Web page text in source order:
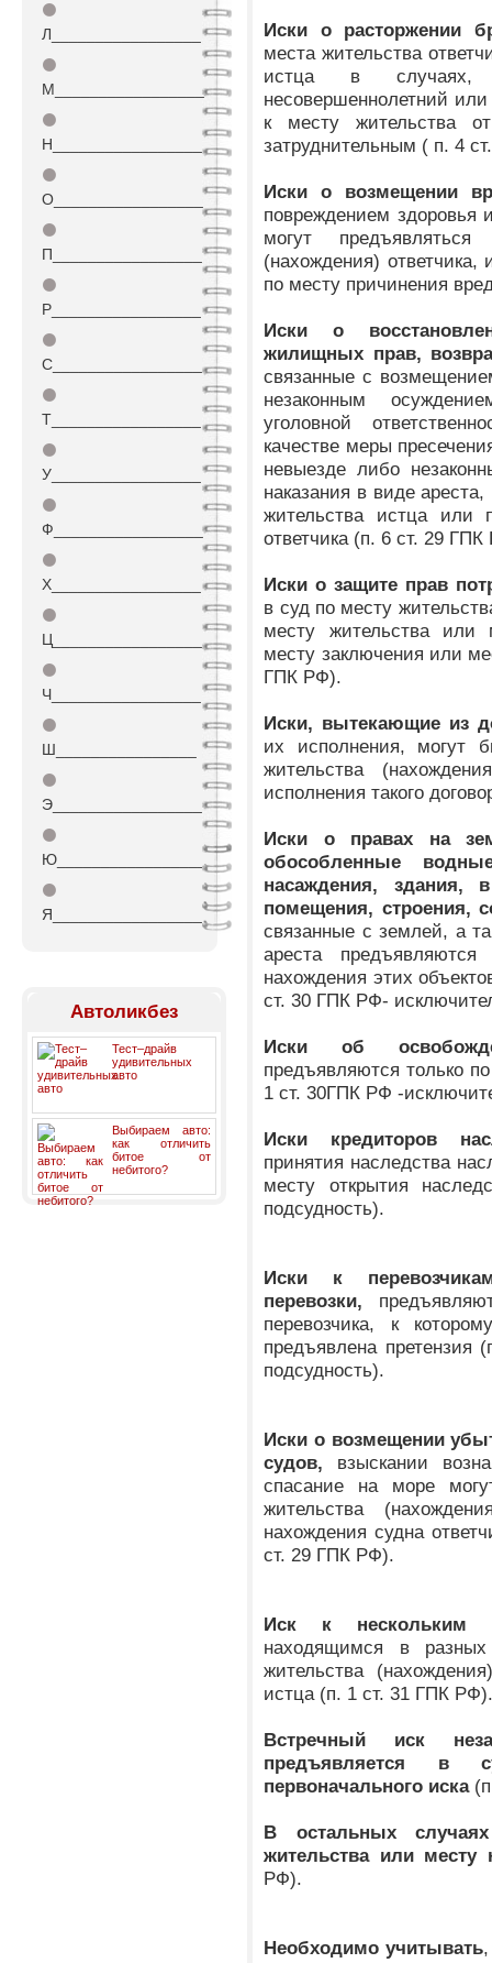
⚫
Л_________________
⚫
М_________________
⚫
Н_________________
⚫
О_________________
⚫
П_________________
⚫
Р_________________
⚫
С_________________
⚫
Т_________________
⚫
У_________________
⚫
Ф_________________
⚫
Х_________________
⚫
Ц_________________
⚫
Ч_________________
⚫
Ш________________
⚫
Э_________________
⚫
Ю_________________
⚫
Я_________________
Автоликбез
Тест–драйв
удивительных
авто
Выбираем авто:
как отличить
битое от
небитого?
Иски о расторжении
места жительства
истца в
несовершеннолетний
к месту жительства
затруднительным ( п. 4
Иски о возмещении
повреждением здоровья
могут
(нахождения)
по месту причинения
Иски о
жилищных прав,
связанные с
незаконным
уголовной
качестве меры
невыезде либо
наказания в виде
жительства истца или
ответчика (п. 6 ст. 29
Иски о защите прав
в суд по месту
месту жительства
месту заключения или
ГПК РФ).
Иски, вытекающие из
их исполнения, могут
жительства
исполнения такого
Иски о правах на
обособленные
насаждения,
помещения, строения,
связанные с землей, а
ареста
нахождения этих
ст. 30 ГПК РФ-
Иски об
предъявляются только
1 ст. 30ГПК РФ -
Иски кредиторов
принятия наследства
месту открытия
подсудность).
Иски к
перевозки,
перевозчика, к
предъявлена
подсудность).
Иски о возмещении
судов, взыскании
спасание на море
жительства
нахождения судна
ст. 29 ГПК РФ).
Иск к нескольким
находящимся в
жительства
истца (п. 1 ст. 31 ГПК
Встречный иск
предъявляется в
первоначального иска
В остальных
жительства или месту
РФ).
Необходимо учитывать,